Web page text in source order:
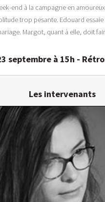
end à la campagne en
trop pesante. Edouard
Margot, quant à elle, doit
septembre à 15h -
Les intervenants
scénariste
En détails